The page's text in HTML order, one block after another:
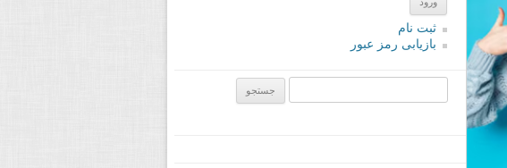
ثبت نام
بازیابی رمز عبور